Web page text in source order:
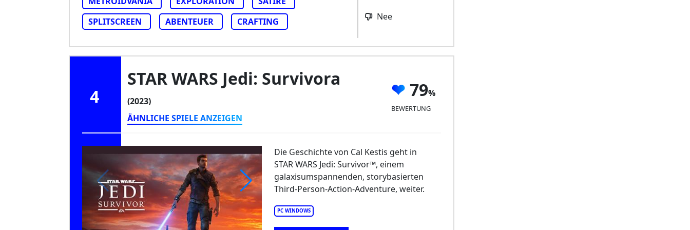
SPLITSCREEN
ABENTEUER CRAFTING Nee
4
STAR WARS Jedi: Survivora
(2023)
ÄHNLICHE SPIELE ANZEIGEN
79
BEWERTUNG
PC WINDOWS
Die Geschichte von Cal Kestis geht in
STAR WARS Jedi: Survivor™, einem
galaxisumspannenden, storybasierten
Third-Person-Action-Adventure, weiter.